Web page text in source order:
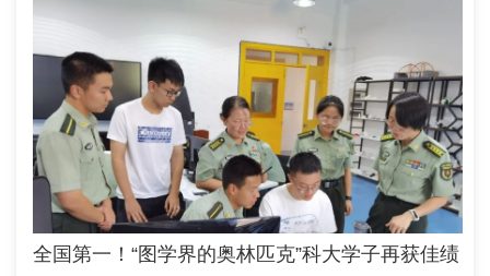
全国第一！“图学界的奥林匹克”科大学子再获佳绩